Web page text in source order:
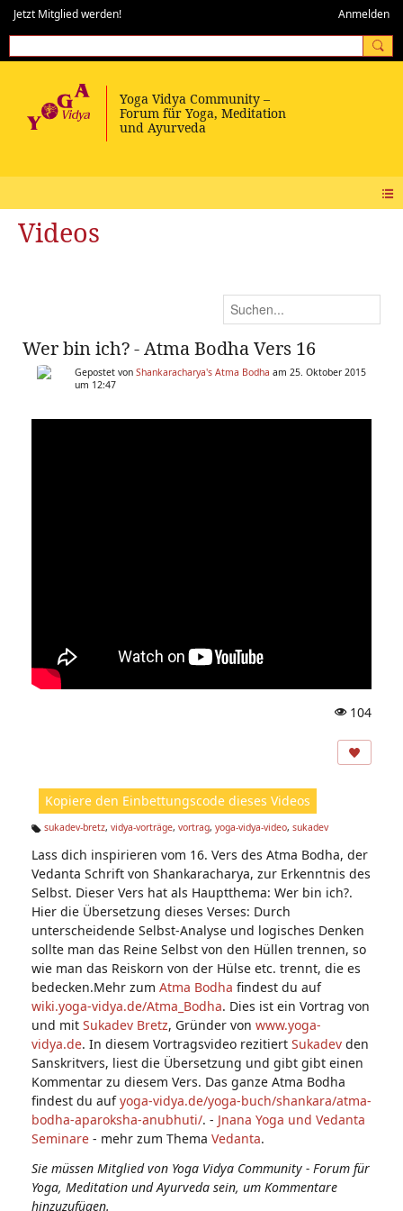
Jetzt Mitglied werden! Anmelden
Videos
Wer bin ich? - Atma Bodha Vers 16
Gepostet von Shankaracharya's Atma Bodha am 25. Oktober 2015
um 12:47
ic
104
Kopiere den Einbettungscode dieses Videos
g
s:
sukadev-bretz, vidya-vorträge, vortrag, yoga-vidya-video, sukadev
Lass dich inspirieren vom 16. Vers des Atma Bodha, der
Vedanta Schrift von Shankaracharya, zur Erkenntnis des
Selbst. Dieser Vers hat als Hauptthema: Wer bin ich?.
Hier die Übersetzung dieses Verses: Durch
unterscheidende Selbst-Analyse und logisches Denken
sollte man das Reine Selbst von den Hüllen trennen, so
wie man das Reiskorn von der Hülse etc. trennt, die es
bedecken.Mehr zum Atma Bodha findest du auf
wiki.yoga-vidya.de/Atma_Bodha. Dies ist ein Vortrag von
und mit Sukadev Bretz, Gründer von www.yoga-
vidya.de. In diesem Vortragsvideo rezitiert Sukadev den
Sanskritvers, liest die Übersetzung und gibt gibt einen
Kommentar zu diesem Vers. Das ganze Atma Bodha
findest du aufyoga-vidya.de/yoga-buch/shankara/atma-
bodha-aparoksha-anubhuti/. - Jnana Yoga und Vedanta
Seminare - mehr zum Thema Vedanta.
Sie müssen Mitglied von Yoga Vidya Community - Forum für
Yoga, Meditation und Ayurveda sein, um Kommentare
hinzuzufügen.